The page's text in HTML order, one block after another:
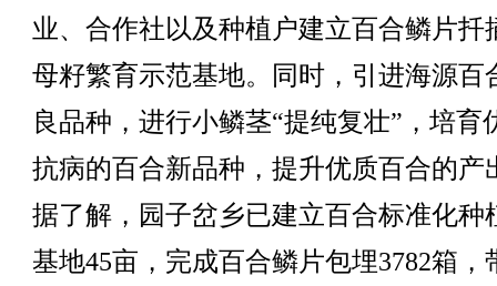
业、合作社以及种植户建立百合鳞片扦
母籽繁育示范基地。同时，引进海源百
良品种，进行小鳞茎“提纯复壮”，培育
抗病的百合新品种，提升优质百合的产
据了解，园子岔乡已建立百合标准化种
基地45亩，完成百合鳞片包埋3782箱，